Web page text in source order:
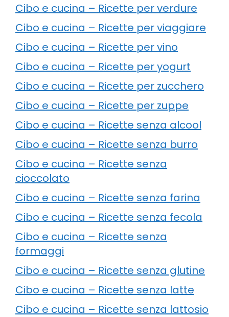
Cibo e cucina – Ricette per verdure
Cibo e cucina – Ricette per viaggiare
Cibo e cucina – Ricette per vino
Cibo e cucina – Ricette per yogurt
Cibo e cucina – Ricette per zucchero
Cibo e cucina – Ricette per zuppe
Cibo e cucina – Ricette senza alcool
Cibo e cucina – Ricette senza burro
Cibo e cucina – Ricette senza
cioccolato
Cibo e cucina – Ricette senza farina
Cibo e cucina – Ricette senza fecola
Cibo e cucina – Ricette senza
formaggi
Cibo e cucina – Ricette senza glutine
Cibo e cucina – Ricette senza latte
Cibo e cucina – Ricette senza lattosio